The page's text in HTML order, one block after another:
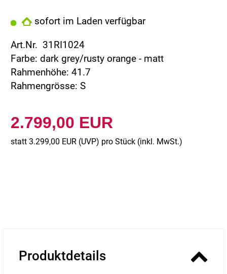
sofort im Laden verfügbar
Art.Nr. 31RI1024
Farbe: dark grey/rusty orange - matt
Rahmenhöhe: 41.7
Rahmengrösse: S
2.799,00 EUR
statt 3.299,00 EUR (UVP) pro Stück (inkl. MwSt.)
Produktdetails